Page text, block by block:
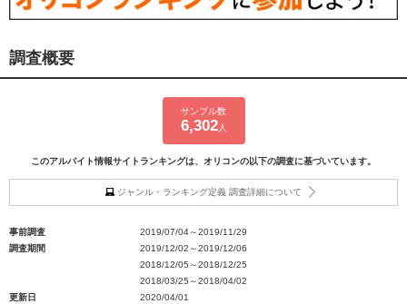
調査概要
サンプル数
6,302人
このアルバイト情報サイトランキングは、オリコンの以下の調査に基づいています。
ジャンル・ランキング定義 調査詳細について
事前調査
2019/07/04～2019/11/29
調査期間
2019/12/02～2019/12/06
2018/12/05～2018/12/25
2018/03/25～2018/04/02
更新日
2020/04/01